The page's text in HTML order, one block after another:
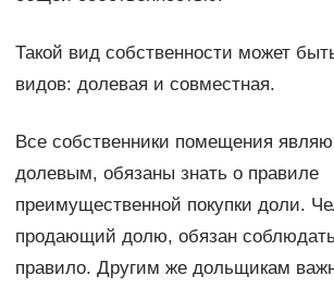
Такой вид собственности может
видов: долевая и совместная.
Все собственники помещения
долевым, обязаны знать о правиле
преимущественной покупки доли.
продающий долю, обязан
правило. Другим же дольщикам